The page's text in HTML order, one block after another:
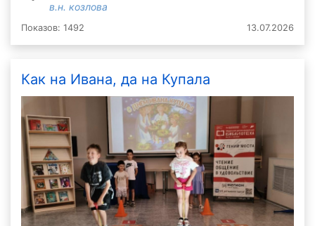
в.н. козлова
Показов: 1492 13.07.2026
Как на Ивана, да на Купала